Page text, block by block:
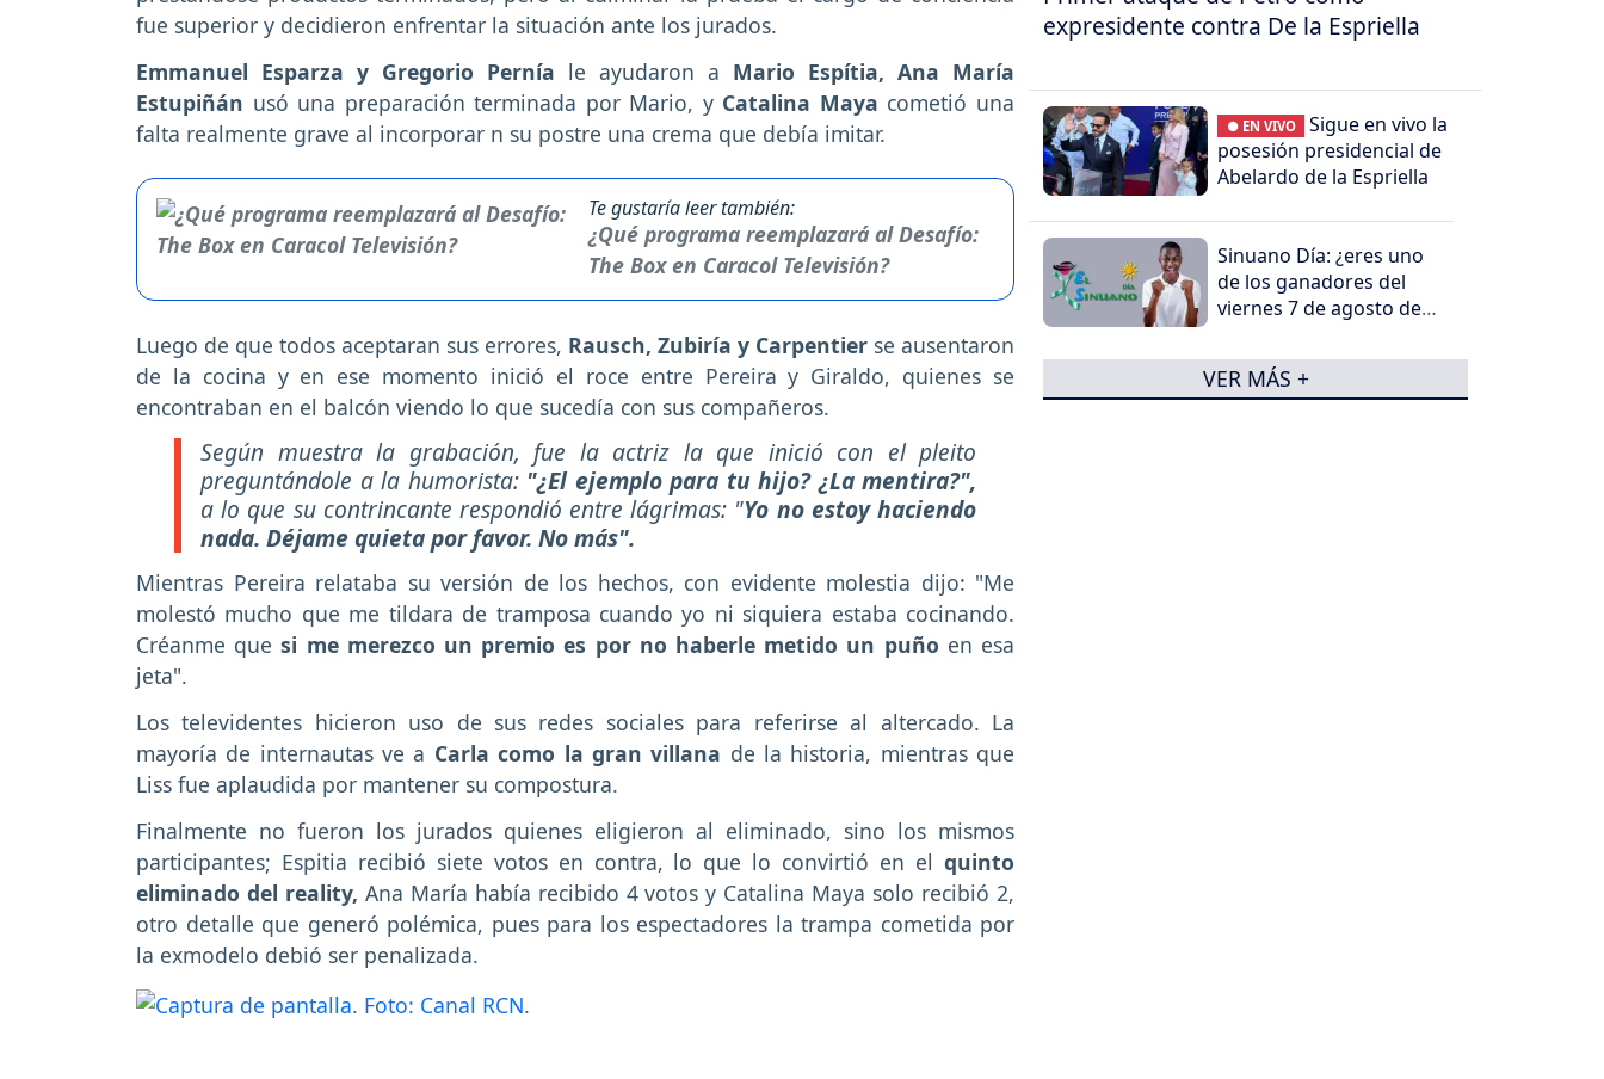
fue superior y decidieron enfrentar la situación ante los jurados.
Emmanuel Esparza y Gregorio Pernía le ayudaron a Mario Espítia, Ana María
Estupiñán usó una preparación terminada por Mario, y Catalina Maya cometió una
falta realmente grave al incorporar n su postre una crema que debía imitar.
Te gustaría leer también:
¿Qué programa reemplazará al Desafío:
The Box en Caracol Televisión?
Luego de que todos aceptaran sus errores, Rausch, Zubiría y Carpentier se ausentaron
de la cocina y en ese momento inició el roce entre Pereira y Giraldo, quienes se
encontraban en el balcón viendo lo que sucedía con sus compañeros.
Según muestra la grabación, fue la actriz la que inició con el pleito
preguntándole a la humorista: "¿El ejemplo para tu hijo? ¿La mentira?",
a lo que su contrincante respondió entre lágrimas: "Yo no estoy haciendo
nada. Déjame quieta por favor. No más".
Mientras Pereira relataba su versión de los hechos, con evidente molestia dijo: "Me
molestó mucho que me tildara de tramposa cuando yo ni siquiera estaba cocinando.
Créanme que si me merezco un premio es por no haberle metido un puño en esa
jeta".
Los televidentes hicieron uso de sus redes sociales para referirse al altercado. La
mayoría de internautas ve a Carla como la gran villana de la historia, mientras que
Liss fue aplaudida por mantener su compostura.
Finalmente no fueron los jurados quienes eligieron al eliminado, sino los mismos
participantes; Espitia recibió siete votos en contra, lo que lo convirtió en el quinto
eliminado del reality, Ana María había recibido 4 votos y Catalina Maya solo recibió 2,
otro detalle que generó polémica, pues para los espectadores la trampa cometida por
la exmodelo debió ser penalizada.
expresidente contra De la Espriella
● EN VIVO
Sigue en vivo la
posesión presidencial de
Abelardo de la Espriella
Sinuano Día: ¿eres uno
de los ganadores del
viernes 7 de agosto de
VER MÁS +